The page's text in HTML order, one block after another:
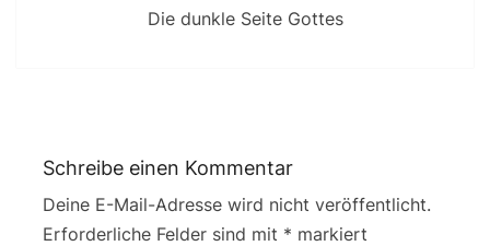
Die dunkle Seite Gottes
Schreibe einen Kommentar
Deine E-Mail-Adresse wird nicht veröffentlicht.
Erforderliche Felder sind mit * markiert